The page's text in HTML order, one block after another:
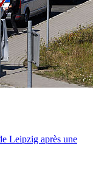
Leipzig après une